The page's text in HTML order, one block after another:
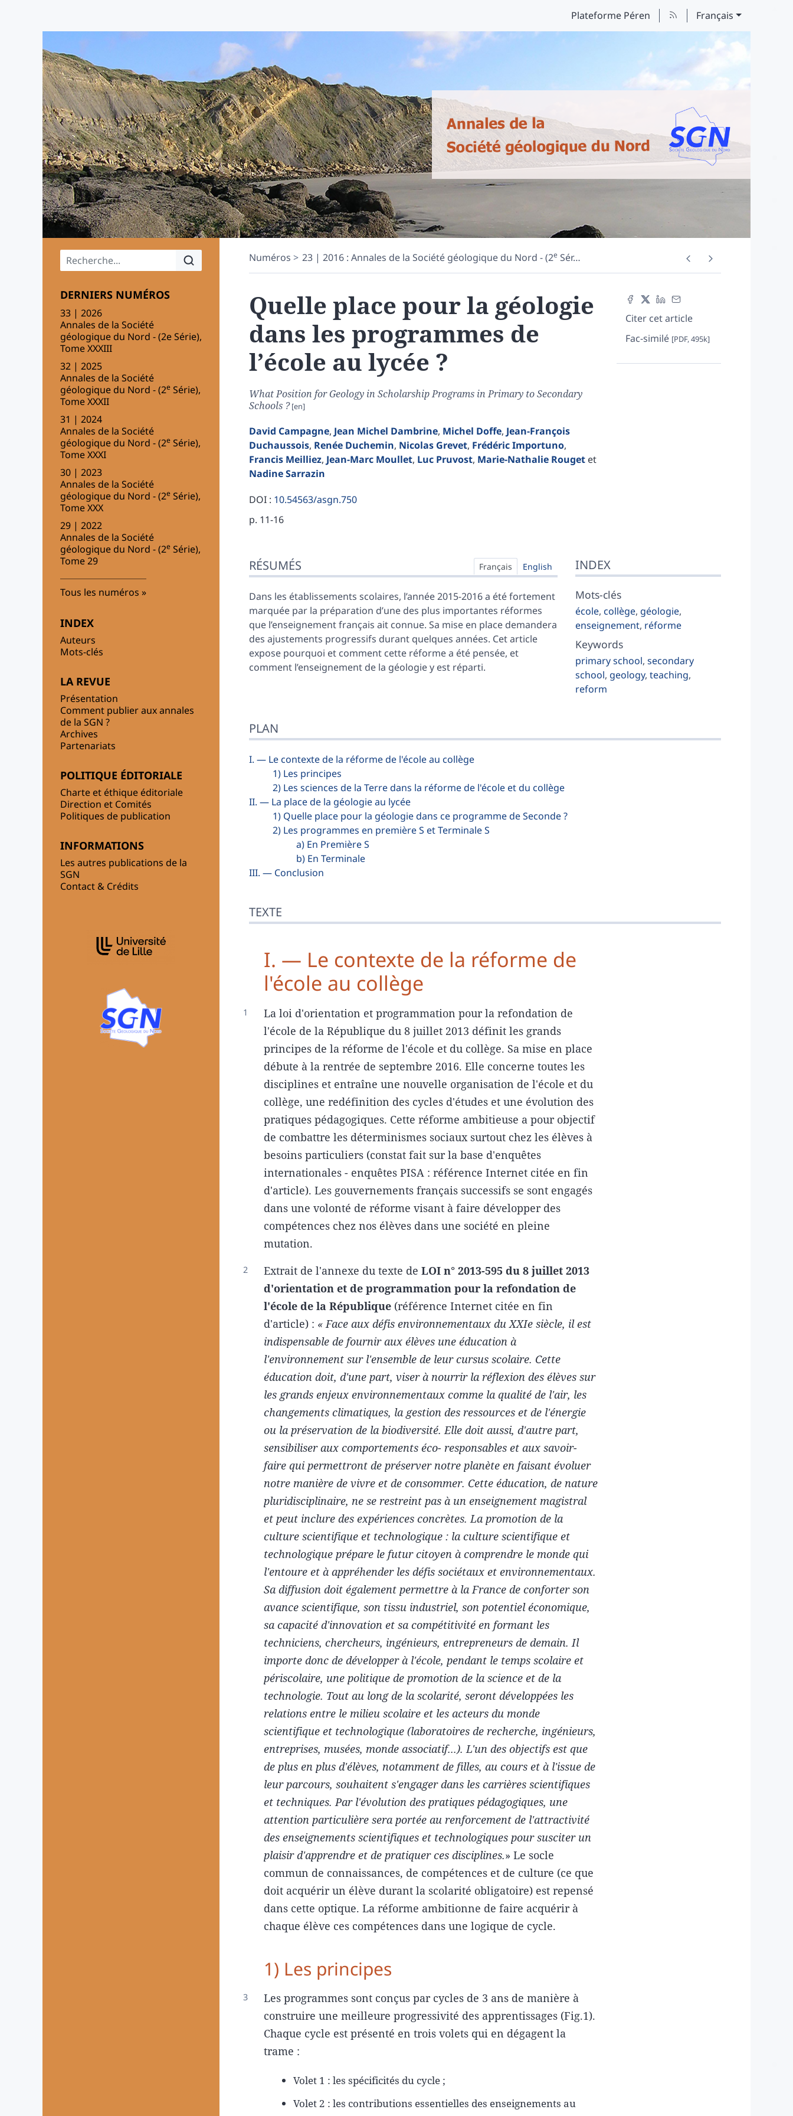
Plateforme Péren Français
Menu principal
DERNIERS NUMÉROS
33 | 2026
Annales de la Société
géologique du Nord - (2e Série),
Tome XXXIII
32 | 2025
Annales de la Société
géologique du Nord - (2e Série),
Tome XXXII
31 | 2024
Annales de la Société
géologique du Nord - (2e Série),
Tome XXXI
30 | 2023
Annales de la Société
géologique du Nord - (2e Série),
Tome XXX
29 | 2022
Annales de la Société
géologique du Nord - (2e Série),
Tome 29
Tous les numéros
INDEX
Auteurs
Mots-clés
LA REVUE
Présentation
Comment publier aux annales
de la SGN ?
Archives
Partenariats
POLITIQUE ÉDITORIALE
Charte et éthique éditoriale
Direction et Comités
Politiques de publication
INFORMATIONS
Les autres publications de la
SGN
Contact & Crédits
Numéros 23 | 2016 : Annales de la Société géologique du Nord - (2e Sér…
Citer cet article
Fac-similé [PDF, 495k]
Quelle place pour la géologie
dans les programmes de
l’école au lycée ?
What Position for Geology in Scholarship Programs in Primary to Secondary
Schools ?
David Campagne, Jean Michel Dambrine, Michel Doffe, Jean-François
Duchaussois, Renée Duchemin, Nicolas Grevet, FrédéricImportuno,
Francis Meilliez, Jean-Marc Moullet, Luc Pruvost, Marie-Nathalie Rouget et
NadineSarrazin
DOI : 10.54563/asgn.750
p. 11-16
Index
Plan
Texte
Bibliographie
Illustrations
Citer cet article
Auteurs
RÉSUMÉS Français English
Dans les établissements scolaires, l’année 2015-2016 a été fortement
marquée par la préparation d’une des plus importantes réformes
que l’enseignement français ait connue. Sa mise en place demandera
des ajustements progressifs durant quelques années. Cet article
expose pourquoi et comment cette réforme a été pensée, et
comment l’enseignement de la géologie y est réparti.
INDEX
Mots-clés
école, collège, géologie,
enseignement, réforme
Keywords
primary school,secondary
school, geology,teaching,
reform
PLAN
I. — Le contexte de la réforme de l'école au collège
1) Les principes
2) Les sciences de la Terre dans la réforme de l'école et du collège
II. — La place de la géologie au lycée
1) Quelle place pour la géologie dans ce programme de Seconde ?
2) Les programmes en première S et Terminale S
a) En Première S
b) En Terminale
III. — Conclusion
TEXTE
I. — Le contexte de la réforme de
l'école au collège
La loi d'orientation et programmation pour la refondation de
l'école de la République du 8 juillet 2013 définit les grands
principes de la réforme de l'école et du collège. Sa mise en place
débute à la rentrée de septembre 2016. Elle concerne toutes les
disciplines et entraîne une nouvelle organisation de l'école et du
collège, une redéfinition des cycles d'études et une évolution des
pratiques pédagogiques. Cette réforme ambitieuse a pour objectif
de combattre les déterminismes sociaux surtout chez les élèves à
besoins particuliers (constat fait sur la base d'enquêtes
internationales - enquêtes PISA : référence Internet citée en fin
d'article). Les gouvernements français successifs se sont engagés
dans une volonté de réforme visant à faire développer des
compétences chez nos élèves dans une société en pleine
mutation.
Extrait de l'annexe du texte de LOI n° 2013-595 du 8 juillet 2013
d'orientation et de programmation pour la refondation de
l'école de la République (référence Internet citée en fin
d'article) : « Face aux défis environnementaux du XXIe siècle, il est
indispensable de fournir aux élèves une éducation à
l'environnement sur l'ensemble de leur cursus scolaire. Cette
éducation doit, d'une part, viser à nourrir la réflexion des élèves sur
les grands enjeux environnementaux comme la qualité de l'air, les
changements climatiques, la gestion des ressources et de l'énergie
ou la préservation de la biodiversité. Elle doit aussi, d'autre part,
sensibiliser aux comportements éco- responsables et aux savoir-
faire qui permettront de préserver notre planète en faisant évoluer
notre manière de vivre et de consommer. Cette éducation, de nature
pluridisciplinaire, ne se restreint pas à un enseignement magistral
et peut inclure des expériences concrètes. La promotion de la
culture scientifique et technologique : la culture scientifique et
technologique prépare le futur citoyen à comprendre le monde qui
l'entoure et à appréhender les défis sociétaux et environnementaux.
Sa diffusion doit également permettre à la France de conforter son
avance scientifique, son tissu industriel, son potentiel économique,
sa capacité d'innovation et sa compétitivité en formant les
techniciens, chercheurs, ingénieurs, entrepreneurs de demain. Il
importe donc de développer à l'école, pendant le temps scolaire et
périscolaire, une politique de promotion de la science et de la
technologie. Tout au long de la scolarité, seront développées les
relations entre le milieu scolaire et les acteurs du monde
scientifique et technologique (laboratoires de recherche, ingénieurs,
entreprises, musées, monde associatif...). L'un des objectifs est que
de plus en plus d'élèves, notamment de filles, au cours et à l'issue de
leur parcours, souhaitent s'engager dans les carrières scientifiques
et techniques. Par l'évolution des pratiques pédagogiques, une
attention particulière sera portée au renforcement de l'attractivité
des enseignements scientifiques et technologiques pour susciter un
plaisir d'apprendre et de pratiquer ces disciplines.» Le socle
commun de connaissances, de compétences et de culture (ce que
doit acquérir un élève durant la scolarité obligatoire) est repensé
dans cette optique. La réforme ambitionne de faire acquérir à
chaque élève ces compétences dans une logique de cycle.
1) Les principes
Les programmes sont conçus par cycles de 3 ans de manière à
construire une meilleure progressivité des apprentissages (Fig.1).
Chaque cycle est présenté en trois volets qui en dégagent la
trame :
Volet 1 : les spécificités du cycle ;
Volet 2 : les contributions essentielles des enseignements au